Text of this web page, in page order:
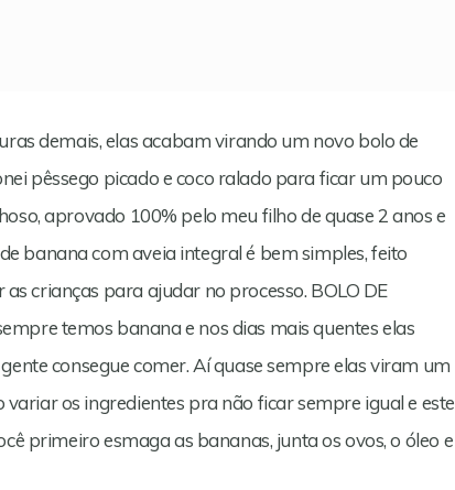
demais, elas acabam virando um novo bolo de
pêssego picado e coco ralado para ficar um pouco
aprovado 100% pelo meu filho de quase 2 anos e
banana com aveia integral é bem simples, feito
crianças para ajudar no processo. BOLO DE
temos banana e nos dias mais quentes elas
consegue comer. Aí quase sempre elas viram um
os ingredientes pra não ficar sempre igual e este
primeiro esmaga as bananas, junta os ovos, o óleo e